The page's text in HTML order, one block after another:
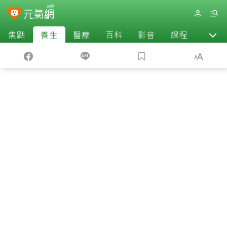
焦點 養生 醫療 百科 影音 課程 退休